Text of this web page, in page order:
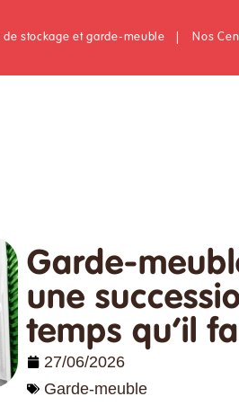
de stockage et garde-meuble Nos
Garde-
une
temps qu’il
27/06/2026
Garde-meuble